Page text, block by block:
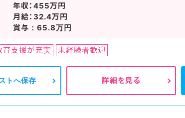
年収：455万円
月給：32.4万円
賞与：65.8万円
育支援が充実 未経験者歓迎
トへ保存 詳細を見る